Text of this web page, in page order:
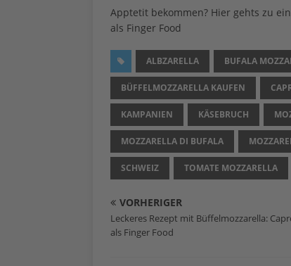
Apptetit bekommen? Hier gehts zu
als Finger Food
ALBZARELLA BUFALA
BÜFFELMOZZARELLA KAUFEN
KAMPANIEN KÄSEBRUCH
MOZZARELLA DI BUFALA
SCHWEIZ TOMATE MOZZARELLA
VORHERIGER
Leckeres Rezept mit Büffelmozzarella:
als Finger Food